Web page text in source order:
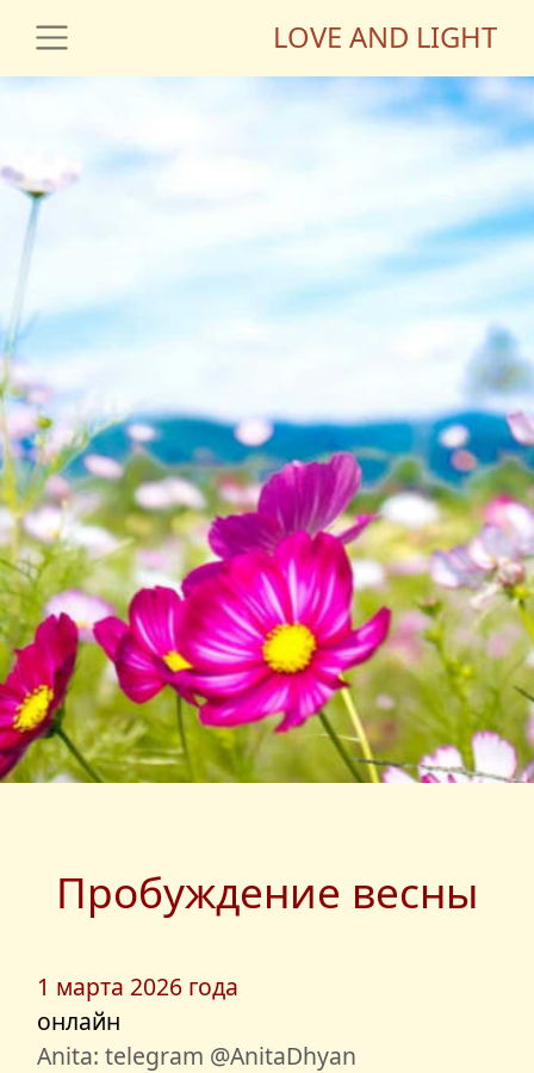
LOVE AND LIGHT
Пробуждение весны
1 марта 2026 года
онлайн
Anita: telegram @AnitaDhyan